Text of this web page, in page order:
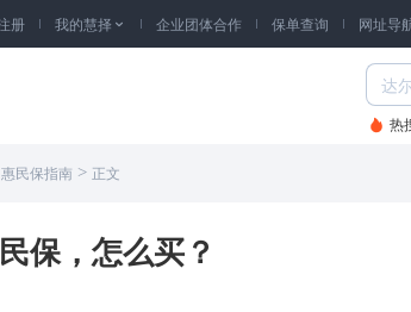
册 我的慧择  企业团体合作 保单查询 网址导
热
惠民保指南 > 正文
保，怎么买？